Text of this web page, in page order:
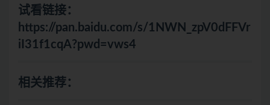
试看链接：
https://pan.baidu.com/s/1NWN_zpV0dFFVr
iI31f1cqA?pwd=vws4
相关推荐：